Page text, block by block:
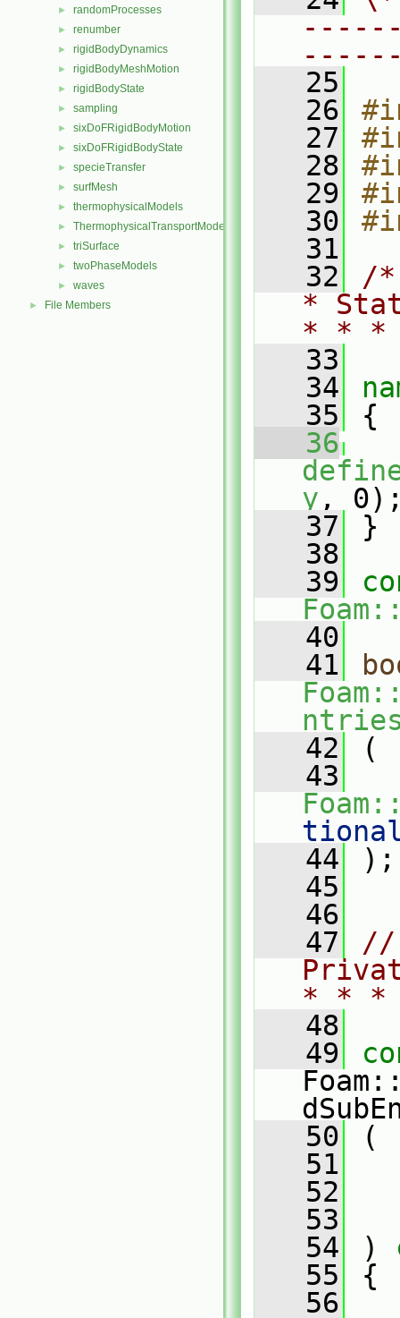
► randomProcesses
► renumber
► rigidBodyDynamics
► rigidBodyMeshMotion
► rigidBodyState
► sampling
► sixDoFRigidBodyMotion
► sixDoFRigidBodyState
► specieTransfer
► surfMesh
► thermophysicalModels
► ThermophysicalTransportModels
► triSurface
► twoPhaseModels
► waves
► File Members
   25
   26
   27
   28
   29
   30
   31
   32
/
*
* * *
   33
   34
   35
{
   36
y ,
   37
}
   38
   39
   40
   41
   42
(
   43
   44
);
   45
   46
   47
//
* *
   48
   49
   50
(
   51
   52
   53
   54
)
   55
{
   56